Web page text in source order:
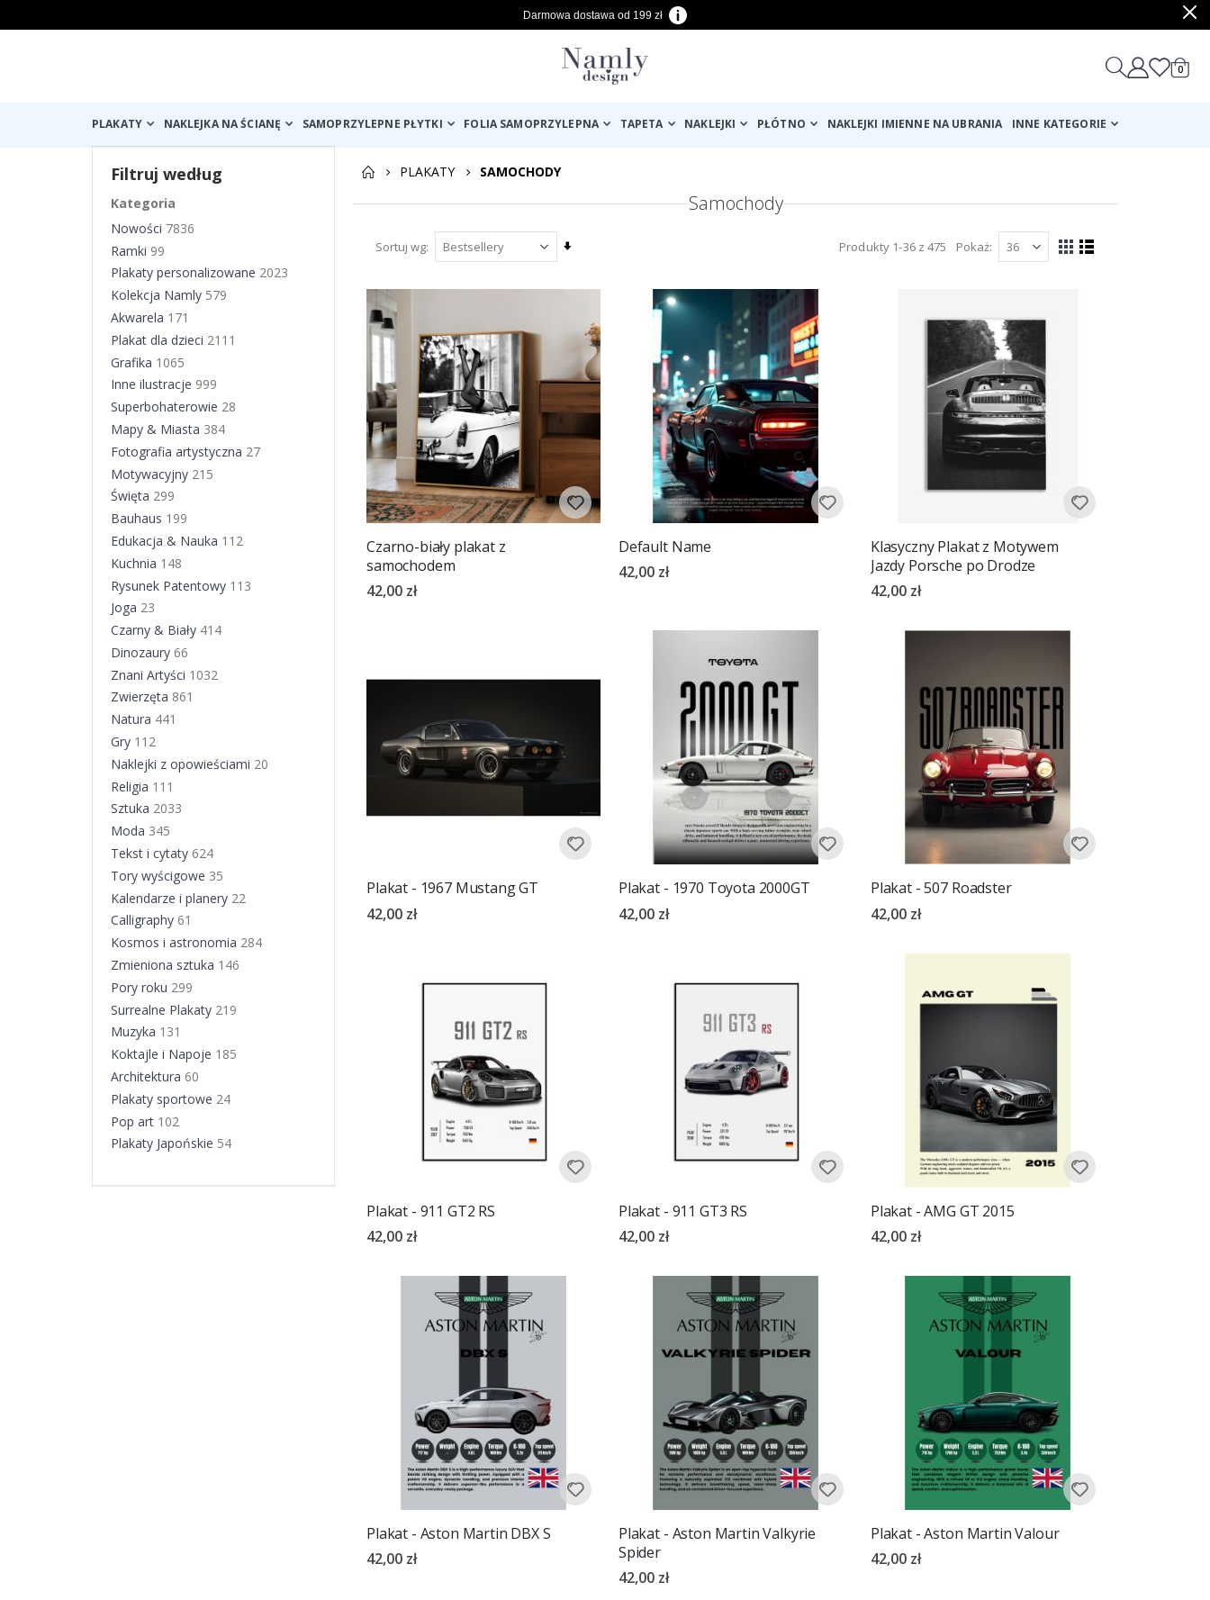
Darmowa dostawa od 199 zł
Cart
0
PLAKATY NAKLEJKA NA ŚCIANĘ SAMOPRZYLEPNE PŁYTKI FOLIA SAMOPRZYLEPNA TAPETA NAKLEJKI PŁÓTNO NAKLEJKI IMIENNE NA UBRANIA INNE KATEGORIE
PLAKATY SAMOCHODY
Samochody
Sortuj wg
Ustaw
rosnący
Produkty 1-36z475 Pokaż
Zobacz
Siatka
Lista
Czarno-biały plakat z
samochodem
42,00 zł
Default Name
42,00 zł
Klasyczny Plakat z Motywem
Jazdy Porsche po Drodze
42,00 zł
Plakat - 1967 Mustang GT
42,00 zł
Plakat - 1970 Toyota 2000GT
42,00 zł
Plakat - 507 Roadster
42,00 zł
Plakat - 911 GT2 RS
42,00 zł
Plakat - 911 GT3 RS
42,00 zł
Plakat - AMG GT 2015
42,00 zł
Plakat - Aston Martin DBX S
42,00 zł
Plakat - Aston Martin Valkyrie
Spider
42,00 zł
Plakat - Aston Martin Valour
42,00 zł
Filtruj według
Kategoria
Nowości 7836
Ramki 99
Plakaty personalizowane 2023
Kolekcja Namly 579
Akwarela 171
Plakat dla dzieci 2111
Grafika 1065
Inne ilustracje 999
Superbohaterowie 28
Mapy & Miasta 384
Fotografia artystyczna 27
Motywacyjny 215
Święta 299
Bauhaus 199
Edukacja & Nauka 112
Kuchnia 148
Rysunek Patentowy 113
Joga 23
Czarny & Biały 414
Dinozaury 66
Znani Artyści 1032
Zwierzęta 861
Natura 441
Gry 112
Naklejki z opowieściami 20
Religia 111
Sztuka 2033
Moda 345
Tekst i cytaty 624
Tory wyścigowe 35
Kalendarze i planery 22
Calligraphy 61
Kosmos i astronomia 284
Zmieniona sztuka 146
Pory roku 299
Surrealne Plakaty 219
Muzyka 131
Koktajle i Napoje 185
Architektura 60
Plakaty sportowe 24
Pop art 102
Plakaty Japońskie 54